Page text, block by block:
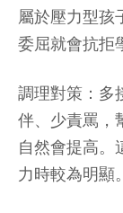
屬於壓力型孩
委屈就會抗拒
調理對策：多
伴、少責罵，
自然會提高。
力時較為明顯。